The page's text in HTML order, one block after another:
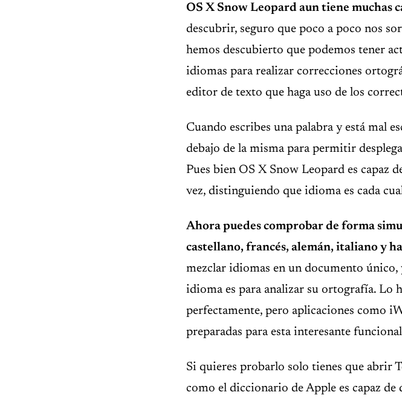
OS X Snow Leopard aun tiene muchas
descubrir, seguro que poco a poco nos
hemos descubierto que podemos tener
idiomas para realizar correcciones
editor de texto que haga uso de los
Cuando escribes una palabra y está mal
debajo de la misma para permitir
Pues bien OS X Snow Leopard es capaz
vez, distinguiendo que idioma es cada
Ahora puedes comprobar de forma
castellano, francés, alemán, italiano y
mezclar idiomas en un documento
idioma es para analizar su ortografía. Lo
perfectamente, pero aplicaciones como
preparadas para esta interesante
Si quieres probarlo solo tienes que abrir
como el diccionario de Apple es capaz